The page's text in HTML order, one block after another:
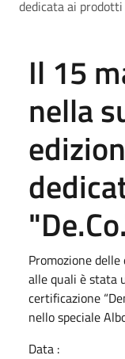
dedicata ai prodotti
Il 15
nella
Promozione
alle quali è stata
certificazione
nello speciale
Data :